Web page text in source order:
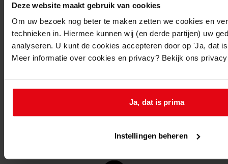
Deze website maakt gebruik van cookies
Om uw bezoek nog beter te maken zetten we cookies en
technieken in. Hiermee kunnen wij (en derde partijen) uw
analyseren. U kunt de cookies accepteren door op 'Ja, dat
Meer informatie over cookies en privacy? Bekijk ons
Ja, dat is prima
Instellingen beheren
Stel een vraag of plaats een opmerking op de tijdlijn